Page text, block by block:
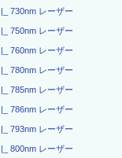
|_ 730nm レーザー
|_ 750nm レーザー
|_ 760nm レーザー
|_ 780nm レーザー
|_ 785nm レーザー
|_ 786nm レーザー
|_ 793nm レーザー
|_ 800nm レーザー